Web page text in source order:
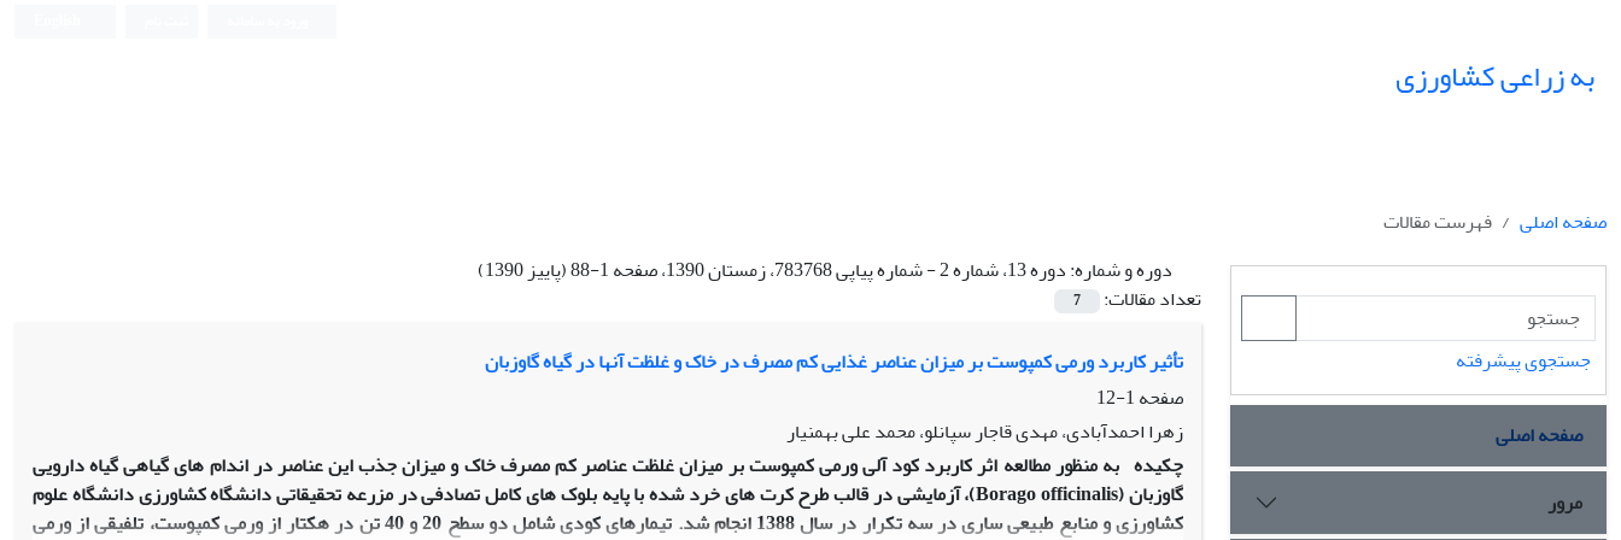
به زراعی کشاورزی
صفحه اصلی
فهرست مقالات
دوره و شماره:دوره 13، شماره 2 - شماره پیاپی 783768، زمستان 1390، صفحه 1-88 (پاییز 1390)
تعداد مقالات:
7
تأثیر کاربرد ورمی کمپوست بر میزان عناصر غذایی کم مصرف در خاک و غلظت آنها در گیاه گاوزبان
صفحه1-12
زهرا احمدآبادی، مهدی قاجار سپانلو، محمد علی بهمنیار
چکیده به منظور مطالعه اثر کاربرد کود آلی ورمی کمپوست بر میزان غلظت عناصر کم مصرف خاک و میزان جذب این عناصر در اندام های گیاهی گیاه دارویی
گاوزبان (Borago officinalis)، آزمایشی در قالب طرح کرت های خرد شده با پایه بلوک های کامل تصادفی در مزرعه تحقیقاتی دانشگاه کشاورزی دانشگاه علوم
کشاورزی و منابع طبیعی ساری در سه تکرار در سال 1388 انجام شد. تیمارهای کودی شامل دو سطح 20 و 40 تن در هکتار از ورمی کمپوست، تلفیقی از ورمی
جستجوی پیشرفته
صفحه اصلی
مرور